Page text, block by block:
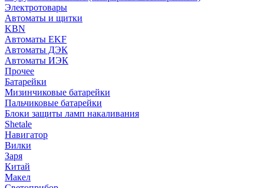
Электротовары
Автоматы и щитки
KBN
Автоматы EKF
Автоматы ДЭК
Автоматы ИЭК
Прочее
Батарейки
Мизинчиковые батарейки
Пальчиковые батарейки
Блоки защиты ламп накаливания
Shetale
Навигатор
Вилки
Заря
Китай
Макел